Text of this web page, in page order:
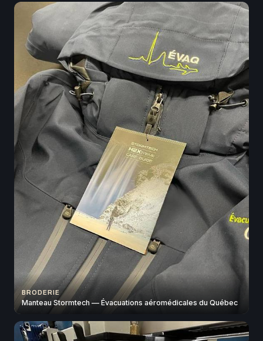
BRODERIE
Manteau Stormtech — Évacuations aéromédicales du Québec